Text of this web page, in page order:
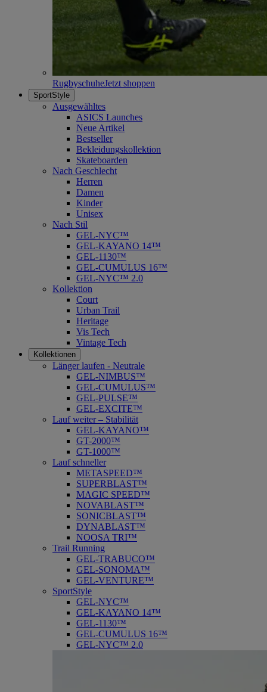
RugbyschuheJetzt shoppen
SportStyle
Ausgewähltes
ASICS Launches
Neue Artikel
Bestseller
Bekleidungskollektion
Skateboarden
Nach Geschlecht
Herren
Damen
Kinder
Unisex
Nach Stil
GEL-NYC™
GEL-KAYANO 14™
GEL-1130™
GEL-CUMULUS 16™
GEL-NYC™ 2.0
Kollektion
Court
Urban Trail
Heritage
Vis Tech
Vintage Tech
Kollektionen
Länger laufen - Neutrale
GEL-NIMBUS™
GEL-CUMULUS™
GEL-PULSE™
GEL-EXCITE™
Lauf weiter – Stabilität
GEL-KAYANO™
GT-2000™
GT-1000™
Lauf schneller
METASPEED™
SUPERBLAST™
MAGIC SPEED™
NOVABLAST™
SONICBLAST™
DYNABLAST™
NOOSA TRI™
Trail Running
GEL-TRABUCO™
GEL-SONOMA™
GEL-VENTURE™
SportStyle
GEL-NYC™
GEL-KAYANO 14™
GEL-1130™
GEL-CUMULUS 16™
GEL-NYC™ 2.0